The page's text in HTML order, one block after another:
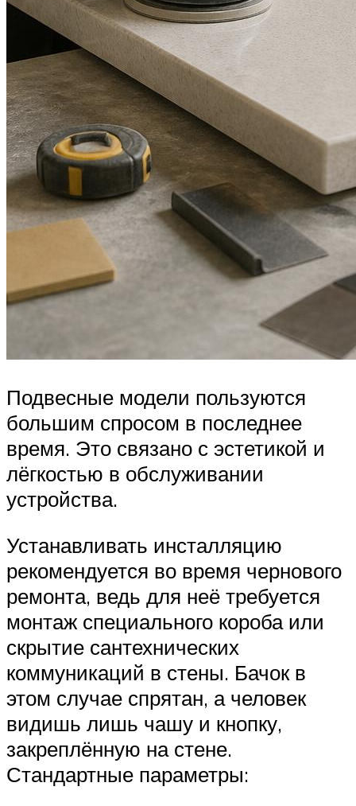
Подвесные модели пользуются
большим спросом в последнее
время. Это связано с эстетикой и
лёгкостью в обслуживании
устройства.
Устанавливать инсталляцию
рекомендуется во время чернового
ремонта, ведь для неё требуется
монтаж специального короба или
скрытие сантехнических
коммуникаций в стены. Бачок в
этом случае спрятан, а человек
видишь лишь чашу и кнопку,
закреплённую на стене.
Стандартные параметры: